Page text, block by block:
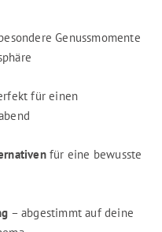
Genussmomente
für einen
für eine bewusste
– abgestimmt auf deine